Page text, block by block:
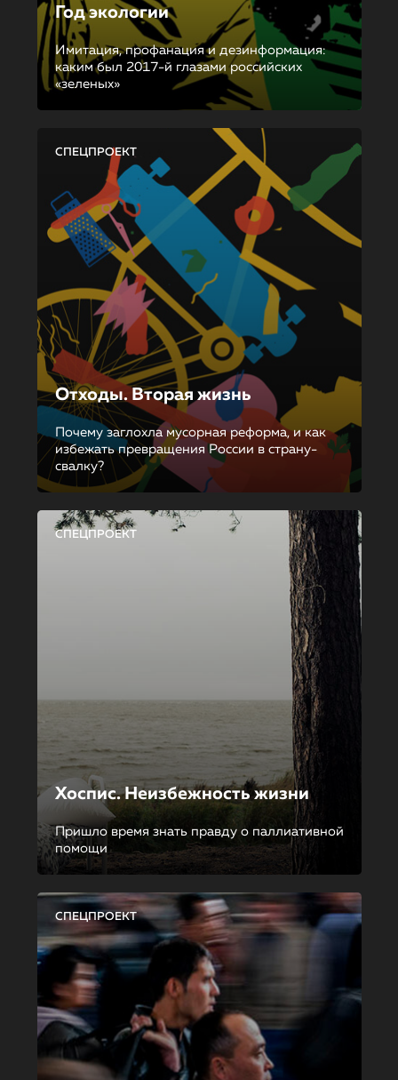
Год экологии
Имитация, профанация и дезинформация:
каким был 2017-й глазами российских
«зеленых»
СПЕЦПРОЕКТ
Отходы. Вторая жизнь
Почему заглохла мусорная реформа, и как
избежать превращения России в страну-
свалку?
СПЕЦПРОЕКТ
Хоспис. Неизбежность жизни
Пришло время знать правду о паллиативной
помощи
СПЕЦПРОЕКТ